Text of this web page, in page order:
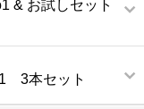
& お試しセット
3本セット